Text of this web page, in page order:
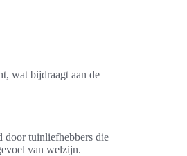
wat bijdraagt aan de
door tuinliefhebbers die
van welzijn.